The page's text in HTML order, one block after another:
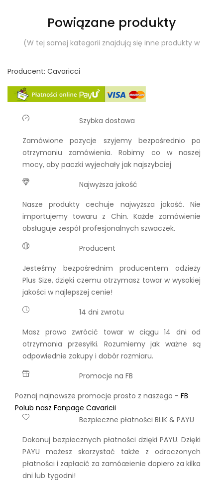
Powiązane produkty
(W tej samej kategorii znajdują się inne produkty w
Producent: Cavaricci
Szybka dostawa
Zamówione pozycje szyjemy bezpośrednio po
otrzymaniu zamówienia. Robimy co w naszej
mocy, aby paczki wyjechały jak najszybciej
Najwyższa jakość
Nasze produkty cechuje najwyższa jakość. Nie
importujemy towaru z Chin. Każde zamówienie
obsługuje zespół profesjonalnych szwaczek.
Producent
Jesteśmy bezpośrednim producentem odzieży
Plus Size, dzięki czemu otrzymasz towar w wysokiej
jakości w najlepszej cenie!
14 dni zwrotu
Masz prawo zwrócić towar w ciągu 14 dni od
otrzymania przesyłki. Rozumiemy jak ważne są
odpowiednie zakupy i dobór rozmiaru.
Promocje na FB
Poznaj najnowsze promocje prosto z naszego - FB
Polub nasz Fanpage Cavaricii
Bezpieczne płatności BLIK & PAYU
Dokonuj bezpiecznych płatności dzięki PAYU. Dzięki
PAYU możesz skorzystać także z odroczonych
płatności i zapłacić za zamóœienie dopiero za kilka
dni lub tygodni!